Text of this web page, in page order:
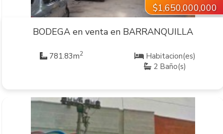
$1,650,000,000
BODEGA en venta en BARRANQUILLA
781.83m2
Habitacion(es)
2 Baño(s)